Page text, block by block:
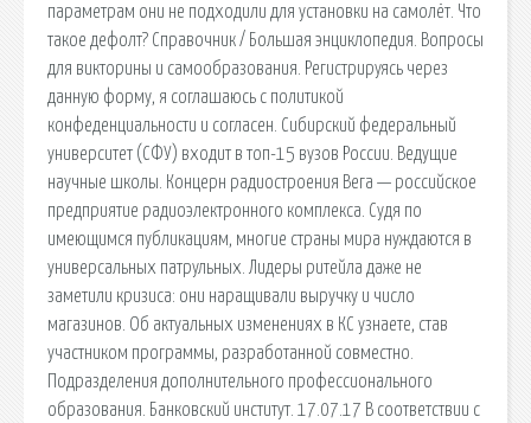
параметрам они не подходили для установки на самолёт. Что
такое дефолт? Справочник / Большая энциклопедия. Вопросы
для викторины и самообразования. Регистрируясь через
данную форму, я соглашаюсь с политикой
конфеденциальности и согласен. Сибирский федеральный
университет (СФУ) входит в топ-15 вузов России. Ведущие
научные школы. Концерн радиостроения Вега — российское
предприятие радиоэлектронного комплекса. Судя по
имеющимся публикациям, многие страны мира нуждаются в
универсальных патрульных. Лидеры ритейла даже не
заметили кризиса: они наращивали выручку и число
магазинов. Об актуальных изменениях в КС узнаете, став
участником программы, разработанной совместно.
Подразделения дополнительного профессионального
образования. Банковский институт. 17.07.17 В соответствии с